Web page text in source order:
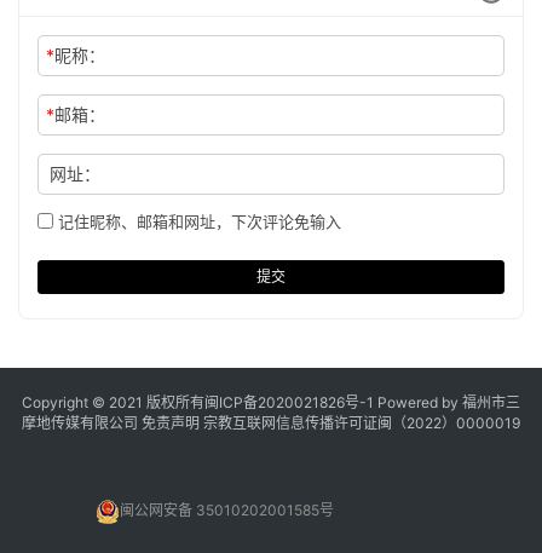
*昵称：
*邮箱：
网址：
记住昵称、邮箱和网址，下次评论免输入
提交
Copyright © 2021 版权所有闽ICP备2020021826号-1 Powered by 福州市三
摩地传媒有限公司 免责声明 宗教互联网信息传播许可证闽（2022）0000019
闽公网安备 35010202001585号